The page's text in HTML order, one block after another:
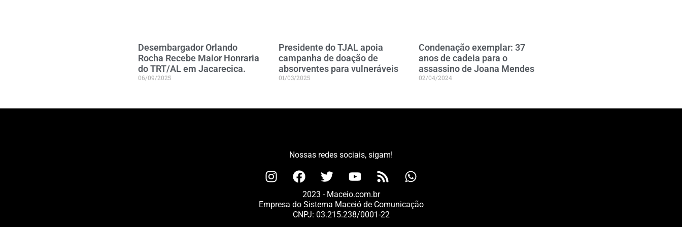
Desembargador Orlando
Rocha Recebe Maior Honraria
do TRT/AL em Jacarecica.
06/09/2025
Presidente do TJAL apoia
campanha de doação de
absorventes para vulneráveis
01/03/2025
Condenação exemplar: 37
anos de cadeia para o
assassino de Joana Mendes
02/04/2024
Nossas redes sociais, sigam!
2023 - Maceio.com.br
Empresa do Sistema Maceió de Comunicação
CNPJ: 03.215.238/0001-22